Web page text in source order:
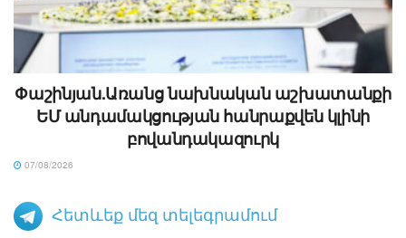
Փաշինյան.Առանց նախնական աշխատանքի
ԵՄ անդամակցության հանրաքվեն կլինի
բովանդակազուրկ
07/08/2026
Հետևեք մեզ տելեգրամում